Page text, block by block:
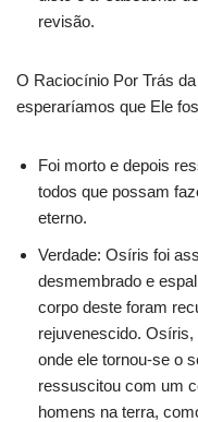
revisão.
O Raciocínio Por Trás
esperaríamos que Ele
Foi morto e depois
todos que possam
eterno.
Verdade: Osíris foi
desmembrado e
corpo deste foram
rejuvenescido.
onde ele tornou-se o
ressuscitou com um
homens na terra,